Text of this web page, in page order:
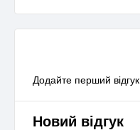
Додайте перший відгук
Новий відгук